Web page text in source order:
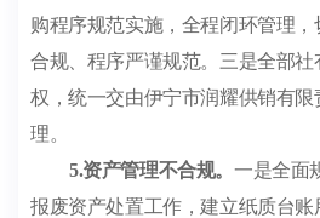
购程序规范实施，全程闭环管理
合规、程序严谨规范。三是全部社
权，统一交由伊宁市润耀供销有
理。
5.资产管理不合规。一是全面
报废资产处置工作，建立纸质台